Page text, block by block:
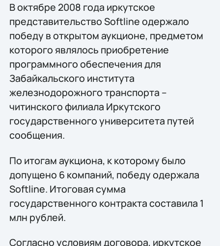
В октябре 2008 года иркутское
представительство Softline одержало
победу в открытом аукционе, предметом
которого являлось приобретение
программного обеспечения для
Забайкальского института
железнодорожного транспорта –
читинского филиала Иркутского
государственного университета путей
сообщения.
По итогам аукциона, к которому было
допущено 6 компаний, победу одержала
Softline. Итоговая сумма
государственного контракта составила 1
млн рублей.
Согласно условиям договора, иркутское